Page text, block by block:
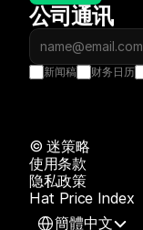
公司通讯
新闻稿 财务日历
©️ 迷策略
使用条款
隐私政策
Hat Price Index
簡體中文